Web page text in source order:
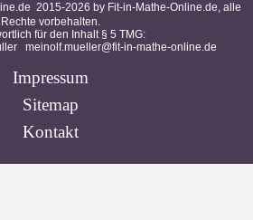
2015-2026 by Fit-in-Mathe-Online.de, alle
Rechte vorbehalten.
für den Inhalt § 5 TMG:
meinolf.mueller@fit-in-mathe-online.de
Impressum
Sitemap
Kontakt